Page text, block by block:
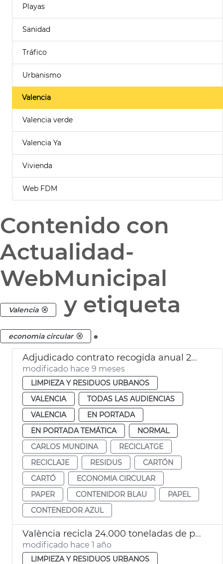
Playas
Sanidad
Tráfico
Urbanismo
Valencia
Valencia verde
Valencia Ya
Vivienda
Web FDM
Contenido con
Actualidad-
WebMunicipal
Valencia y etiqueta
economia circular .
Adjudicado contrato recogida anual 24.000 toneladas papel y carton València
modificado hace 9 meses
LIMPIEZA Y RESIDUOS URBANOS
VALENCIA
TODAS LAS AUDIENCIAS
VALENCIA
EN PORTADA
EN PORTADA TEMÁTICA
NORMAL
CARLOS MUNDINA
RECICLATGE
RECICLAJE
RESIDUS
CARTÓN
CARTÓ
ECONOMIA CIRCULAR
PAPER
CONTENIDOR BLAU
PAPEL
CONTENEDOR AZUL
València recicla 24.000 toneladas de papel y cartón al año
modificado hace 1 año
LIMPIEZA Y RESIDUOS URBANOS